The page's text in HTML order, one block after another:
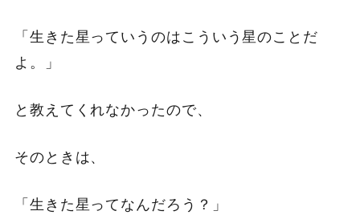
「生きた星っていうのはこういう星のことだ
よ。」
と教えてくれなかったので、
そのときは、
「生きた星ってなんだろう？」